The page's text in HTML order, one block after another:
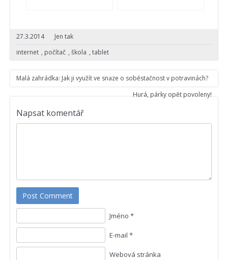
27.3.2014
Jen tak
internet , počítač , škola , tablet
Malá zahrádka: Jak ji využít ve snaze o soběstačnost v potravinách?
Hurá, párky opět povoleny!
Napsat komentář
Post Comment
Jméno *
E-mail *
Webová stránka